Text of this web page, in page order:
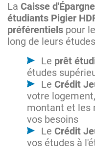
La Caisse
étudiants Pigier
préférentiels pour
long de leurs
Le prêt
études
Le Crédit
votre
montant et les
vos besoins
Le Crédit
vos études à